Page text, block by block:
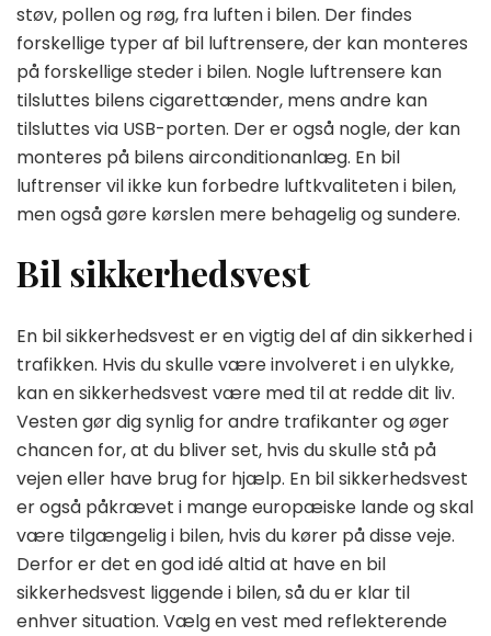
støv, pollen og røg, fra luften i bilen. Der findes
forskellige typer af bil luftrensere, der kan monteres
på forskellige steder i bilen. Nogle luftrensere kan
tilsluttes bilens cigarettænder, mens andre kan
tilsluttes via USB-porten. Der er også nogle, der kan
monteres på bilens airconditionanlæg. En bil
luftrenser vil ikke kun forbedre luftkvaliteten i bilen,
men også gøre kørslen mere behagelig og sundere.
Bil sikkerhedsvest
En bil sikkerhedsvest er en vigtig del af din sikkerhed i
trafikken. Hvis du skulle være involveret i en ulykke,
kan en sikkerhedsvest være med til at redde dit liv.
Vesten gør dig synlig for andre trafikanter og øger
chancen for, at du bliver set, hvis du skulle stå på
vejen eller have brug for hjælp. En bil sikkerhedsvest
er også påkrævet i mange europæiske lande og skal
være tilgængelig i bilen, hvis du kører på disse veje.
Derfor er det en god idé altid at have en bil
sikkerhedsvest liggende i bilen, så du er klar til
enhver situation. Vælg en vest med reflekterende